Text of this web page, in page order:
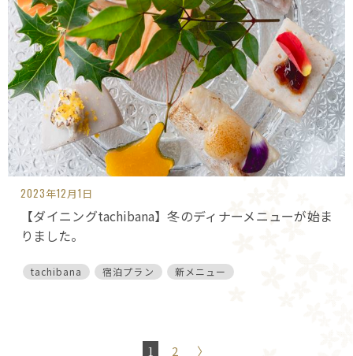
2023年12月1日
【ダイニングtachibana】冬のディナーメニューが始ま
りました。
tachibana 宿泊プラン 新メニュー
1 2 〉